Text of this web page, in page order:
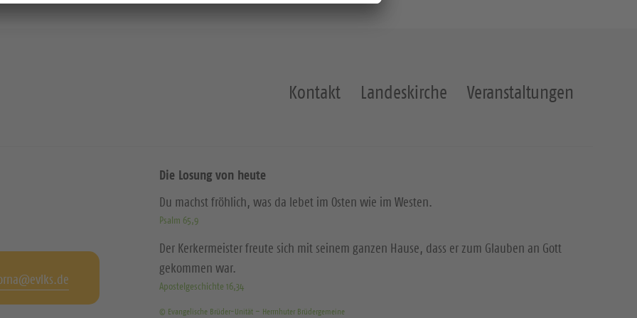
Kontakt Landeskirche Veranstaltungen
Die Losung von heute
Du machst fröhlich, was da lebet im Osten wie im Westen.
Psalm 65,9
Der Kerkermeister freute sich mit seinem ganzen Hause, dass er zum Glauben an Gott
gekommen war.
Apostelgeschichte 16,34
© Evangelische Brüder-Unität – Herrnhuter Brüdergemeine